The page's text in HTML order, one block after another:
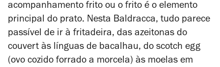
acompanhamento frito ou o frito é o elemento
principal do prato. Nesta Baldracca, tudo parece
passível de ir à fritadeira, das azeitonas do
couvert às línguas de bacalhau, do scotch egg
(ovo cozido forrado a morcela) às moelas em